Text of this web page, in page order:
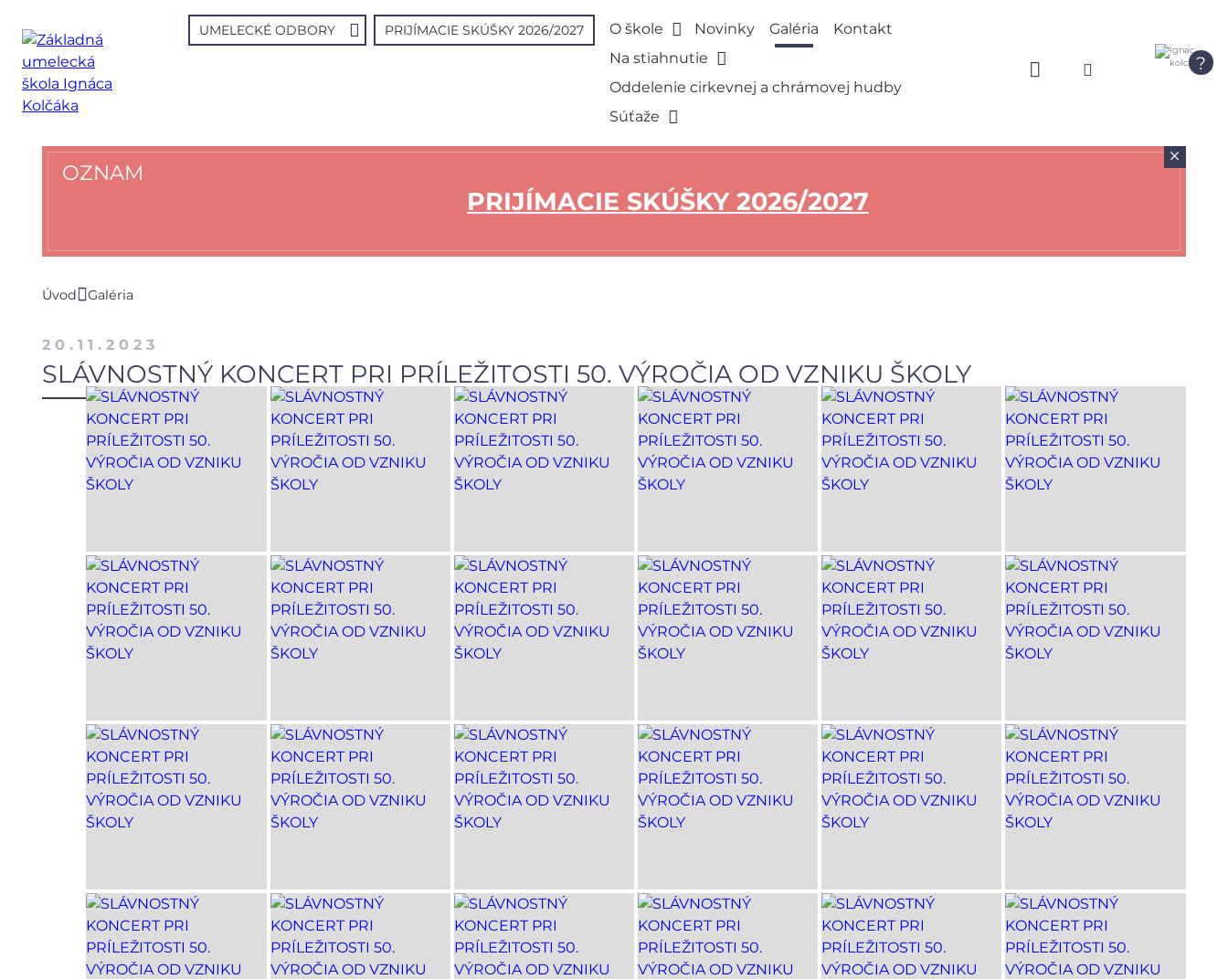
UMELECKÉ ODBORY PRIJÍMACIE SKÚŠKY 2026/2027 O škole Novinky Galéria
Kontakt
Na stiahnutie
Oddelenie cirkevnej a chrámovej hudby
Súťaže
?
OZNAM
PRIJÍMACIE SKÚŠKY 2026/2027
+
Úvod Galéria
20.11.2023
SLÁVNOSTNÝ KONCERT PRI PRÍLEŽITOSTI 50. VÝROČIA OD VZNIKU ŠKOLY